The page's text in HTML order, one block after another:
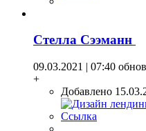
Стелла Сээманн
09.03.2021 | 07:40
+
Добавлено
Ссылка